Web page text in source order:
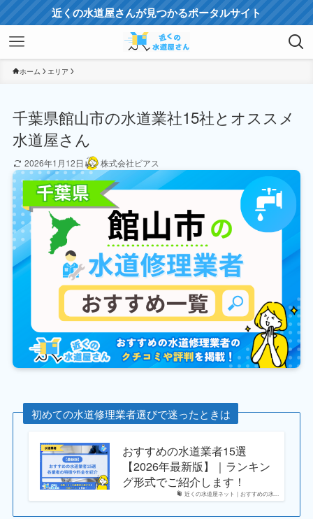
近くの水道屋さんが見つかるポータルサイト
ホーム エリア
千葉県館山市の水道業社15社とオススメ
水道屋さん
2026年1月12日 株式会社ビアス
初めての水道修理業者選びで迷ったときは
近くの水道屋ネット｜おすすめの水...
おすすめの水道業者15選
【2026年最新版】｜ランキン
グ形式でご紹介します！